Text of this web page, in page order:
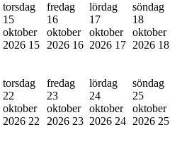
torsdag
15
oktober
2026 15
fredag
16
oktober
2026 16
lördag
17
oktober
2026 17
söndag
18
oktober
2026 18
torsdag
22
oktober
2026 22
fredag
23
oktober
2026 23
lördag
24
oktober
2026 24
söndag
25
oktober
2026 25